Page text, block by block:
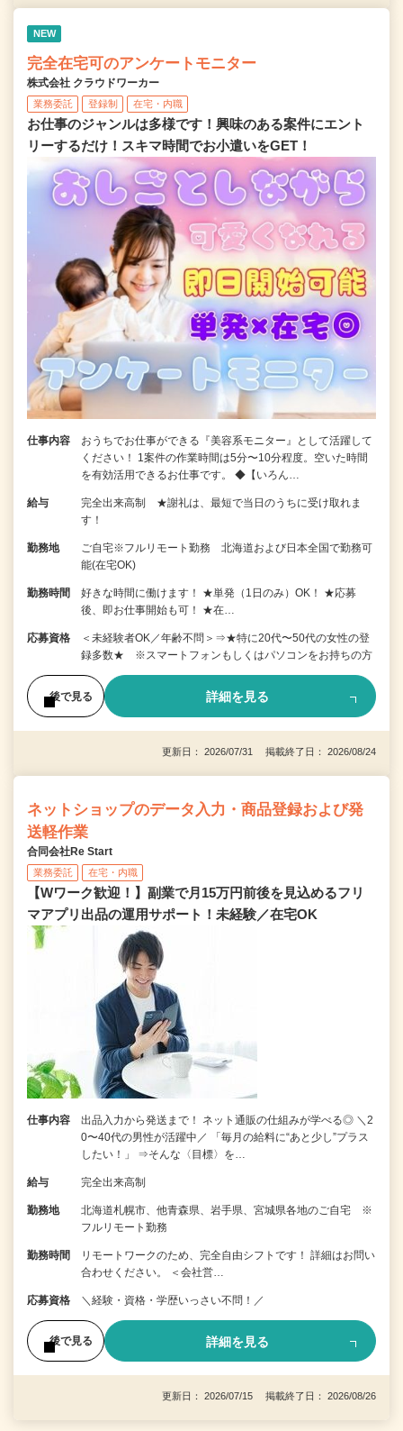
NEW
完全在宅可のアンケートモニター
株式会社 クラウドワーカー
業務委託 登録制 在宅・内職
お仕事のジャンルは多様です！興味のある案件にエント
リーするだけ！スキマ時間でお小遣いをGET！
仕事内容
おうちでお仕事ができる『美容系モニター』として活躍して
ください！ 1案件の作業時間は5分〜10分程度。空いた時間
を有効活用できるお仕事です。 ◆【いろん…
給与
完全出来高制 ★謝礼は、最短で当日のうちに受け取れま
す！
勤務地
ご自宅※フルリモート勤務 北海道および日本全国で勤務可
能(在宅OK)
勤務時間
好きな時間に働けます！ ★単発（1日のみ）OK！ ★応募
後、即お仕事開始も可！ ★在…
応募資格
＜未経験者OK／年齢不問＞⇒★特に20代〜50代の女性の登
録多数★ ※スマートフォンもしくはパソコンをお持ちの方
後で見る 詳細を見る
更新日： 2026/07/31 掲載終了日： 2026/08/24
ネットショップのデータ入力・商品登録および発
送軽作業
合同会社Re Start
業務委託 在宅・内職
【Wワーク歓迎！】副業で月15万円前後を見込めるフリ
マアプリ出品の運用サポート！未経験／在宅OK
仕事内容
出品入力から発送まで！ ネット通販の仕組みが学べる◎ ＼2
0〜40代の男性が活躍中／ 「毎月の給料に“あと少し”プラス
したい！」 ⇒そんな〈目標〉を…
給与 完全出来高制
勤務地
北海道札幌市、他青森県、岩手県、宮城県各地のご自宅 ※
フルリモート勤務
勤務時間
リモートワークのため、完全自由シフトです！ 詳細はお問い
合わせください。 ＜会社営…
応募資格 ＼経験・資格・学歴いっさい不問！／
後で見る 詳細を見る
更新日： 2026/07/15 掲載終了日： 2026/08/26